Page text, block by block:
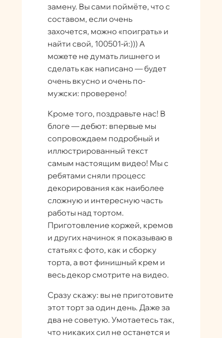
замену. Вы сами поймёте, что с
составом, если очень
захочется, можно «поиграть» и
найти свой, 100501-й:))) А
можете не думать лишнего и
сделать как написано — будет
очень вкусно и очень по-
мужски: проверено!
Кроме того, поздравьте нас! В
блоге — дебют: впервые мы
сопровождаем подробный и
иллюстрированный текст
самым настоящим видео! Мы с
ребятами сняли процесс
декорирования как наиболее
сложную и интересную часть
работы над тортом.
Приготовление коржей, кремов
и других начинок я показываю в
статьях с фото, как и сборку
торта, а вот финишный крем и
весь декор смотрите на видео.
Сразу скажу: вы не приготовите
этот торт за один день. Даже за
два не советую. Умотаетесь так,
что никаких сил не останется и